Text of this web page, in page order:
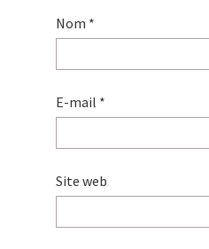
Nom *
E-mail *
Site web